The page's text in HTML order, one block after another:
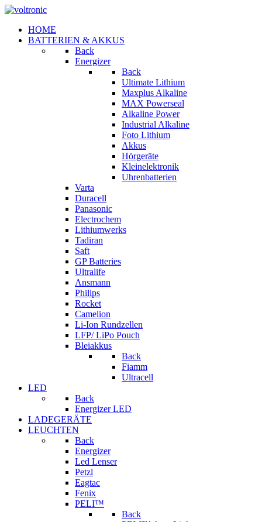
HOME
BATTERIEN & AKKUS
Back
Energizer
Back
Ultimate Lithium
Maxplus Alkaline
MAX Powerseal
Alkaline Power
Industrial Alkaline
Foto Lithium
Akkus
Hörgeräte
Kleinelektronik
Uhrenbatterien
Varta
Duracell
Panasonic
Electrochem
Lithiumwerks
Tadiran
Saft
GP Batteries
Ultralife
Ansmann
Philips
Rocket
Camelion
Li-Ion Rundzellen
LFP/ LiPo Pouch
Bleiakkus
Back
Fiamm
Ultracell
LED
Back
Energizer LED
LADEGERÄTE
LEUCHTEN
Back
Energizer
Led Lenser
Petzl
Eagtac
Fenix
PELI™
Back